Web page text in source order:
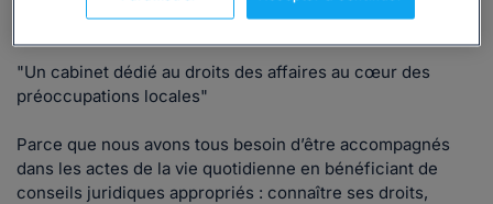
Présentation
"Un cabinet dédié au droits des affaires au cœur des
préoccupations locales"
Parce que nous avons tous besoin d’être accompagnés
dans les actes de la vie quotidienne en bénéficiant de
conseils juridiques appropriés : connaître ses droits,